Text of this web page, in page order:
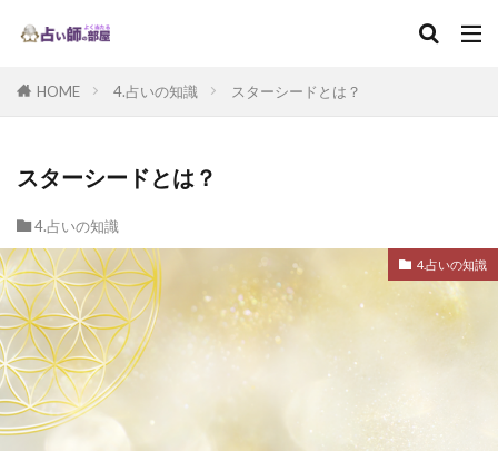
HOME 4.占いの知識 スターシードとは？
スターシードとは？
4.占いの知識
4.占いの知識